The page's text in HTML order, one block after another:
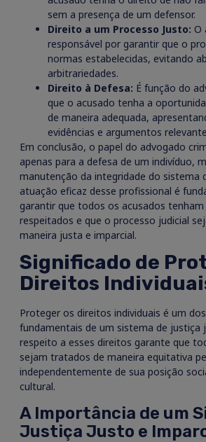
sem a presença de um defensor.
Direito a um Processo Justo: O
responsável por garantir que o
normas estabelecidas, evitando
arbitrariedades.
Direito à Defesa: É função do
que o acusado tenha a
de maneira adequada,
evidências e argumentos
Em conclusão, o papel do advogado
apenas para a defesa de um indivíduo,
manutenção da integridade do sistema
atuação eficaz desse profissional é
garantir que todos os acusados
respeitados e que o processo judicial
maneira justa e imparcial.
Significado de
Direitos
Proteger os direitos individuais é um
fundamentais de um sistema de justiça
respeito a esses direitos garante que
sejam tratados de maneira equitativa
independentemente de sua posição
cultural.
A Importância de um
Justiça Justo e